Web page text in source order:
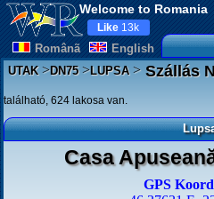
Welcome to Romania
Românã English
Like 13k
UTAK>DN75>LUPSA>Szállás
található, 624 lakosa van.
Casa
GPS